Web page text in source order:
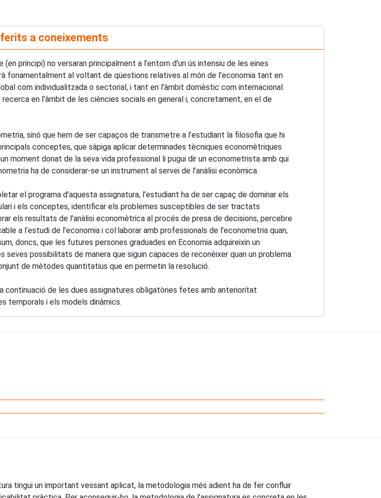
a coneixements
principi) no versaran principalment a l’entorn d’un ús intensiu de les eines
fonamentalment al voltant de qüestions relatives al món de l’economia tant en
com individualitzada o sectorial, i tant en l’àmbit domèstic com internacional.
en l’àmbit de les ciències socials en general i, concretament, en el de
sinó que hem de ser capaços de transmetre a l’estudiant la filosofia que hi
conceptes, que sàpiga aplicar determinades tècniques economètriques
moment donat de la seva vida professional li pugui dir un econometrista amb qui
ha de considerar-se un instrument al servei de l’anàlisi econòmica.
el programa d’aquesta assignatura, l’estudiant ha de ser capaç de dominar els
i els conceptes, identificar els problemes susceptibles de ser tractats
els resultats de l’anàlisi economètrica al procés de presa de decisions, percebre
a l’estudi de l’economia i col·laborar amb professionals de l’econometria quan,
doncs, que les futures persones graduades en Economia adquireixin un
possibilitats de manera que siguin capaces de reconèixer quan un problema
de mètodes quantitatius que en permetin la resolució.
continuació de les dues assignatures obligatòries fetes amb anterioritat
temporals i els models dinàmics.
tingui un important vessant aplicat, la metodologia més adient ha de fer confluir